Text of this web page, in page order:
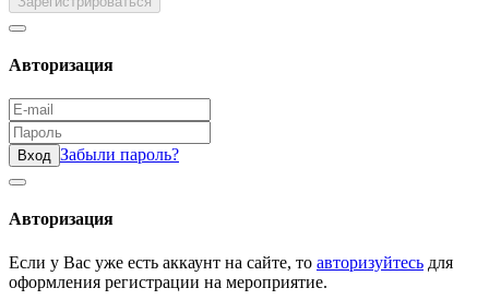
Авторизация
Вход Забыли пароль?
Авторизация
Если у Вас уже есть аккаунт на сайте, то авторизуйтесь для
оформления регистрации на мероприятие.